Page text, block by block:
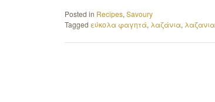
Posted in Recipes, Savoury
Tagged εύκολα φαγητά, λαζάνια,